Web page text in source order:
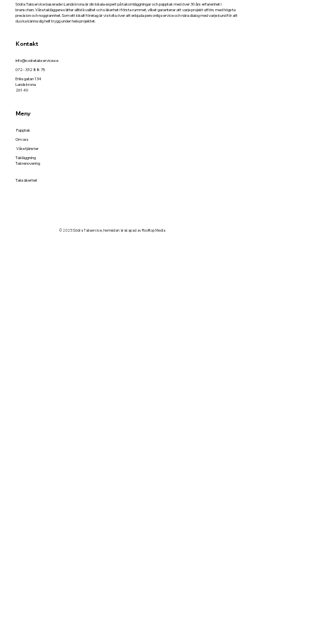
Södra Takservice baserade i Landskrona är din lokala expert på takomläggningar och papptak med över 30 års erfarenhet i
branschen. Våra takläggare sätter alltid kvalitet och säkerhet i första rummet, vilket garanterar att varje projekt utförs med högsta
precision och noggrannhet. Som ett lokalt företag är vi stolta över att erbjuda personlig service och nära dialog med varje kund för att
du ska känna dig helt trygg under hela projektet.
Meny
Papptak
Om oss
Våra tjänster
Takläggning
Takrenovering
Taksäkerhet
Kontakt
info@sodratakservice.se
072 - 332 88 75
Eriksgatan 134
Landskrona
261 40
© 2025 Södra Takservice, hemsidan är skapad avRooftop Media